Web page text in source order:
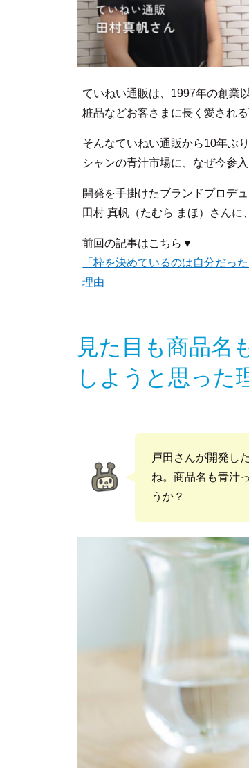
ていねい通販は、1997年の創業
粧品などお客さまに長く愛され
そんなていねい通販から10年ぶ
シャンの青汁市場に、なぜ今参
開発を手掛けたブランドプロデ
田村 真帆（たむら まほ）さんに
前回の記事はこちら▼
「枠を決めているのは自分だっ
理由
見た目も商品名
しようと思った
戸田さんが開発し
ね。商品名も青汁
うか？